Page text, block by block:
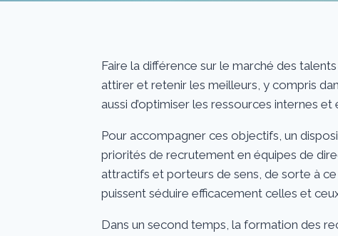
Faire la différence sur le marché des
attirer et retenir les meilleurs, y compris
aussi d’optimiser les ressources internes
Pour accompagner ces objectifs, un
priorités de recrutement en équipes de
attractifs et porteurs de sens, de sorte à
puissent séduire efficacement celles et
Dans un second temps, la formation des